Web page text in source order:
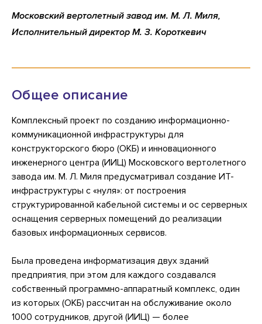
Московский вертолетный завод им. М. Л. Миля,
Исполнительный директор М. З. Короткевич
Общее описание
Комплексный проект по созданию информационно-
коммуникационной инфраструктуры для
конструкторского бюро (ОКБ) и инновационного
инженерного центра (ИИЦ) Московского вертолетного
завода им. М. Л. Миля предусматривал создание ИТ-
инфраструктуры с «нуля»: от построения
структурированной кабельной системы и ос серверных
оснащения серверных помещений до реализации
базовых информационных сервисов.
Была проведена информатизация двух зданий
предприятия, при этом для каждого создавался
собственный программно-аппаратный комплекс, один
из которых (ОКБ) рассчитан на обслуживание около
1000 сотрудников, другой (ИИЦ) — более